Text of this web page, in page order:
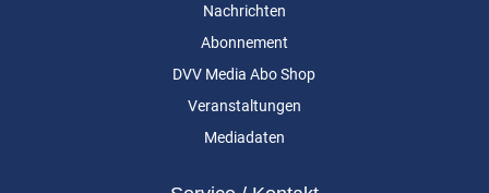
Nachrichten
Abonnement
DVV Media Abo Shop
Veranstaltungen
Mediadaten